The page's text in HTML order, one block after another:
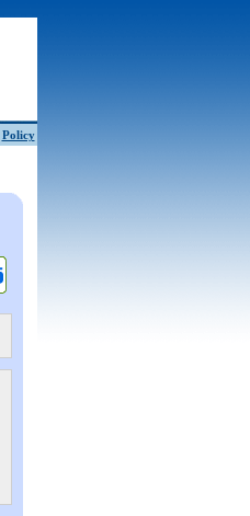
Policy